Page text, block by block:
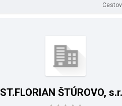
ST.FLORIAN ŠTÚROVO,